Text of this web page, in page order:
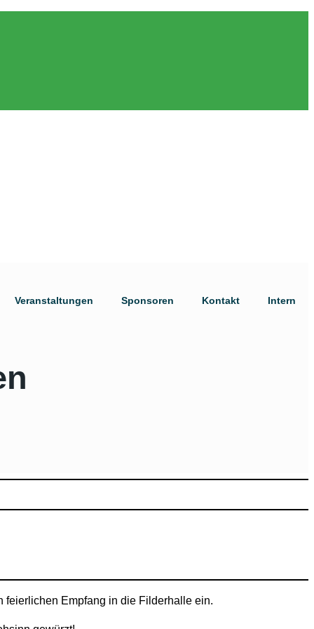
Veranstaltungen Sponsoren Kontakt Intern
feierlichen Empfang in die Filderhalle ein.